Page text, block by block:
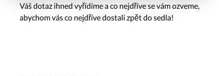
Váš dotaz ihned vyřídíme a co nejdříve se vám ozveme,
abychom vás co nejdříve dostali zpět do sedla!